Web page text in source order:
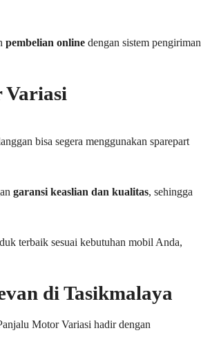
pembelian online dengan sistem pengiriman
Variasi
bisa segera menggunakan sparepart
garansi keaslian dan kualitas, sehingga
terbaik sesuai kebutuhan mobil Anda,
di Tasikmalaya
Motor Variasi hadir dengan